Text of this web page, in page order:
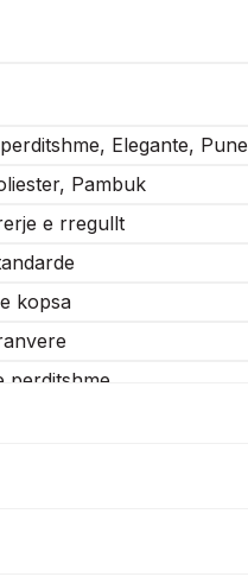
Elegante, Pune
Pambuk
e rregullt
kopsa
perditshme